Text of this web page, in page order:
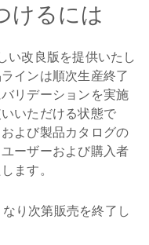
けるには
い改良版を提供いたし
インは順次生産終了
リデーションを実施
いただける状態で
よび製品カタログの
ーザーおよび購入者
ます。
り次第販売を終了し